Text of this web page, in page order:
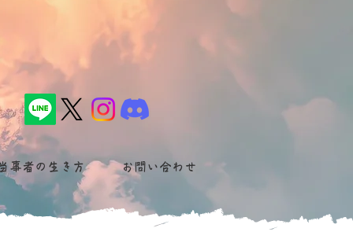
事者の生き方 お問い合わせ